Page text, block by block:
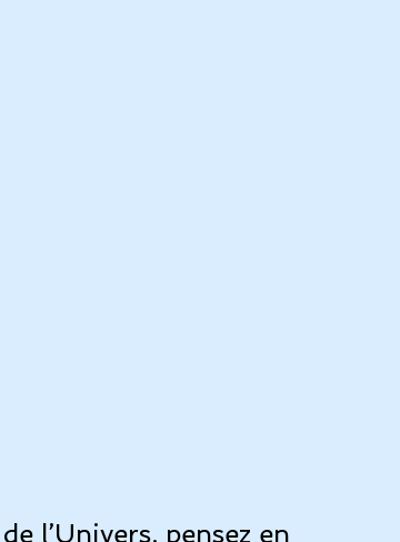
l’Univers, pensez en